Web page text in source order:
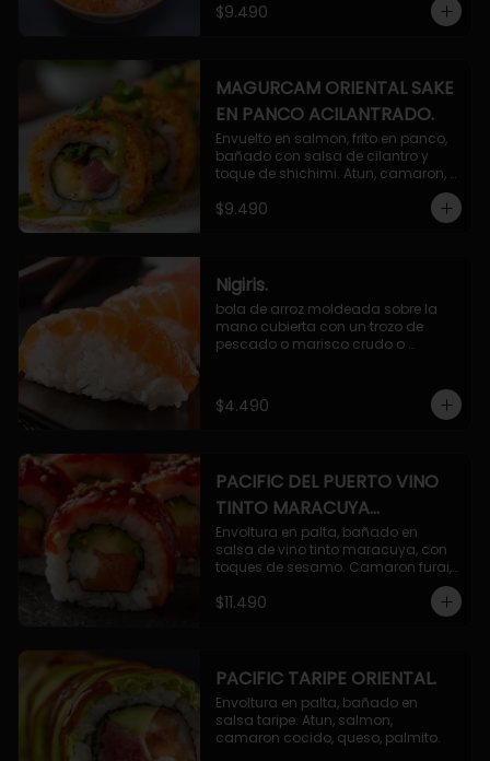
$9.490
MAGURCAM ORIENTAL SAKE
EN PANCO ACILANTRADO.
Envuelto en salmon, frito en panco,
bañado con salsa de cilantro y
toque de shichimi. Atun, camaron,
$9.490
Nigiris.
bola de arroz moldeada sobre la
mano cubierta con un trozo de
pescado o marisco crudo o
$4.490
PACIFIC DEL PUERTO VINO
TINTO MARACUYA
ORIENTAL.
Envoltura en palta, bañado en
salsa de vino tinto maracuya, con
toques de sesamo. Camaron furai,
$11.490
PACIFIC TARIPE ORIENTAL.
Envoltura en palta, bañado en
salsa taripe. Atun, salmon,
camaron cocido, queso, palmito.